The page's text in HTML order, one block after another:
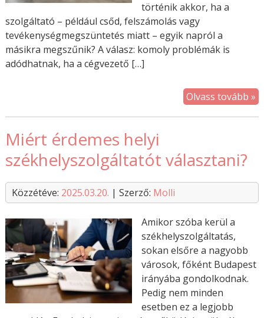
történik akkor, ha a
szolgáltató – például csőd, felszámolás vagy
tevékenységmegszüntetés miatt – egyik napról a
másikra megszűnik? A válasz: komoly problémák is
adódhatnak, ha a cégvezető […]
Olvass tovább »
Miért érdemes helyi
székhelyszolgáltatót választani?
Közzétéve: 2025.03.20. | Szerző: Molli
Amikor szóba kerül a
székhelyszolgáltatás,
sokan elsőre a nagyobb
városok, főként Budapest
irányába gondolkodnak.
Pedig nem minden
esetben ez a legjobb